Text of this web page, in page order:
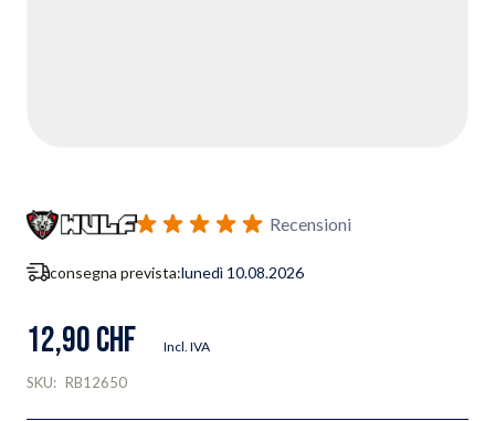
Recensioni
consegna prevista:lunedì 10.08.2026
12,90 CHF Incl. IVA
SKU: RB12650